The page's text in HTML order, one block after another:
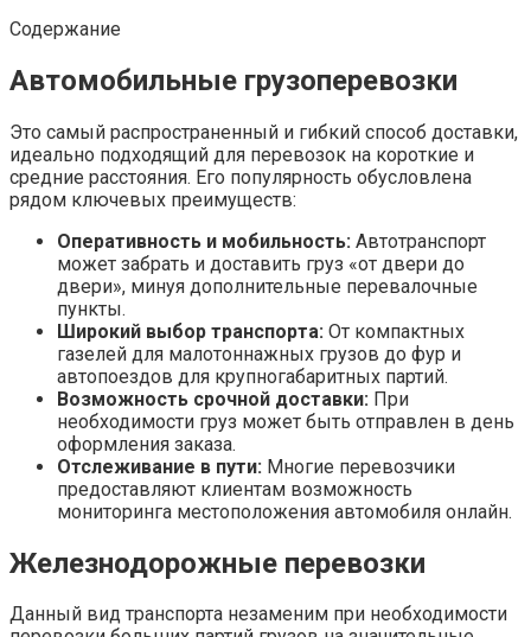
Содержание
Автомобильные грузоперевозки
Это самый распространенный и гибкий способ доставки,
идеально подходящий для перевозок на короткие и
средние расстояния. Его популярность обусловлена
рядом ключевых преимуществ:
Оперативность и мобильность: Автотранспорт
может забрать и доставить груз «от двери до
двери», минуя дополнительные перевалочные
пункты.
Широкий выбор транспорта: От компактных
газелей для малотоннажных грузов до фур и
автопоездов для крупногабаритных партий.
Возможность срочной доставки: При
необходимости груз может быть отправлен в день
оформления заказа.
Отслеживание в пути: Многие перевозчики
предоставляют клиентам возможность
мониторинга местоположения автомобиля онлайн.
Железнодорожные перевозки
Данный вид транспорта незаменим при необходимости